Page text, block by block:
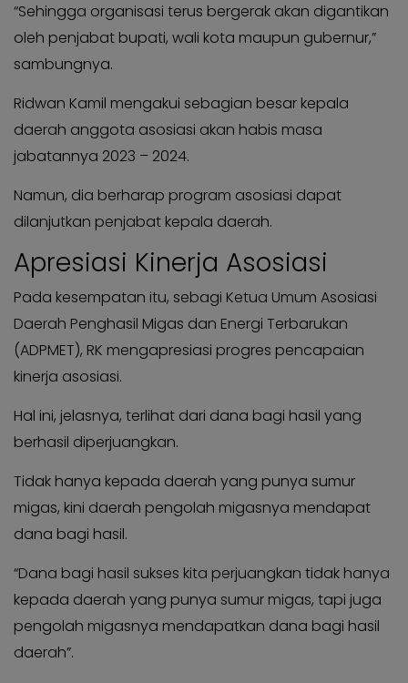
“Sehingga organisasi terus bergerak akan digantikan
oleh penjabat bupati, wali kota maupun gubernur,”
sambungnya.
Ridwan Kamil mengakui sebagian besar kepala
daerah anggota asosiasi akan habis masa
jabatannya 2023 – 2024.
Namun, dia berharap program asosiasi dapat
dilanjutkan penjabat kepala daerah.
Apresiasi Kinerja Asosiasi
Pada kesempatan itu, sebagi Ketua Umum Asosiasi
Daerah Penghasil Migas dan Energi Terbarukan
(ADPMET), RK mengapresiasi progres pencapaian
kinerja asosiasi.
Hal ini, jelasnya, terlihat dari dana bagi hasil yang
berhasil diperjuangkan.
Tidak hanya kepada daerah yang punya sumur
migas, kini daerah pengolah migasnya mendapat
dana bagi hasil.
“Dana bagi hasil sukses kita perjuangkan tidak hanya
kepada daerah yang punya sumur migas, tapi juga
pengolah migasnya mendapatkan dana bagi hasil
daerah”.